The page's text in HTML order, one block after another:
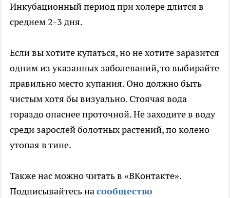
Инкубационный период при холере длится в
среднем 2-3 дня.
Если вы хотите купаться, но не хотите заразится
одним из указанных заболеваний, то выбирайте
правильно место купания. Оно должно быть
чистым хотя бы визуально. Стоячая вода
гораздо опаснее проточной. Не заходите в воду
среди зарослей болотных растений, по колено
утопая в тине.
Также нас можно читать в «ВКонтакте».
Подписывайтесь насообщество